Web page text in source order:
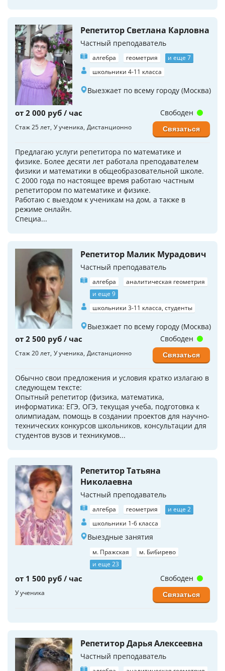
Репетитор Светлана Карловна
Частный преподаватель
алгебра геометрия
и еще 7
школьники 4-11 класса
Выезжает по всему городу (Москва)
от 2 000 руб / час
Стаж 25 лет У ученика Дистанционно
Предлагаю услуги репетитора по математике и
физике. Более десяти лет работала преподавателем
физики и математики в общеобразовательной школе.
С 2000 года по настоящее время работаю частным
репетитором по математике и физике.
Работаю с выездом к ученикам на дом, а также в
режиме онлайн.
Специа...
Свободен
Связаться
Репетитор Малик Мурадович
Частный преподаватель
алгебра
аналитическая геометрия
и еще 9
школьники 3-11 класса, студенты
Выезжает по всему городу (Москва)
от 2 500 руб / час
Стаж 20 лет У ученика Дистанционно
Обычно свои предложения и условия кратко излагаю в
следующем тексте:
Опытный репетитор (физика, математика,
информатика: ЕГЭ, ОГЭ, текущая учеба, подготовка к
олимпиадам, помощь в создании проектов для научно-
технических конкурсов школьников, консультации для
студентов вузов и техникумов...
Свободен
Связаться
Репетитор Татьяна
Николаевна
Частный преподаватель
алгебра геометрия
и еще 2
школьники 1-6 класса
Выездные занятия
м. Пражская
м. Бибирево
и еще 23
от 1 500 руб / час
У ученика
Свободен
Связаться
Репетитор Дарья Алексеевна
Частный преподаватель